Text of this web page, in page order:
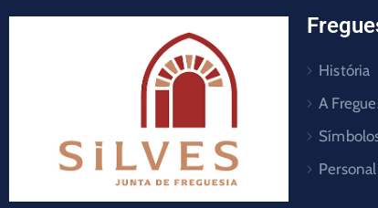
História
A